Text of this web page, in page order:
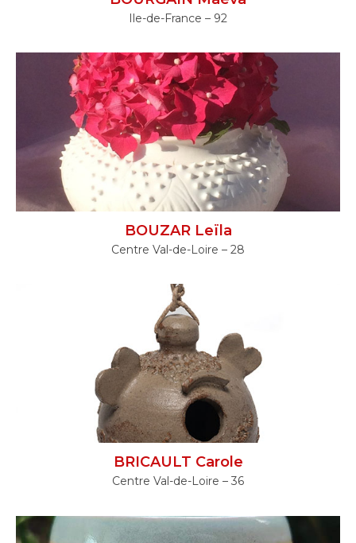
Ile-de-France – 92
BOUZAR Leïla
Centre Val-de-Loire – 28
BRICAULT Carole
Centre Val-de-Loire – 36